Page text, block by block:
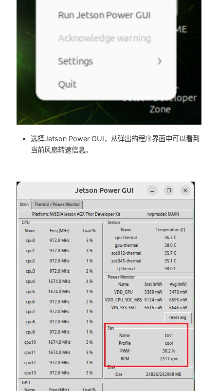
选择Jetson Power GUI，从弹出的程序界面中可以看到
当前风扇转速信息。